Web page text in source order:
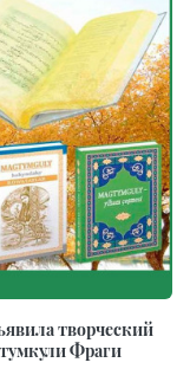
творческий
Фраги